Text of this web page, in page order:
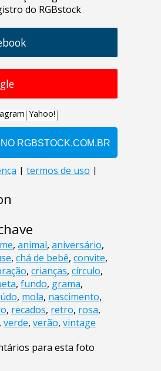
, animal, aniversário,
, chá de bebê, convite,
, crianças, círculo,
, fundo, grama,
, mola, nascimento,
, recados, retro, rosa,
, verde, verão, vintage
para esta foto